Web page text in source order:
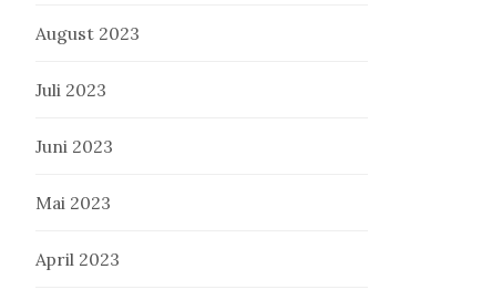
August 2023
Juli 2023
Juni 2023
Mai 2023
April 2023